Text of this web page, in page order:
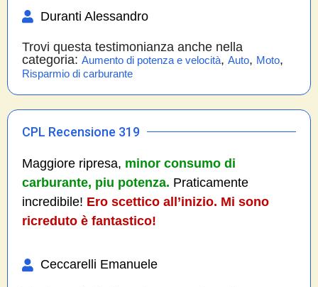
Duranti Alessandro
Trovi questa testimonianza anche nella
categoria: Aumento di potenza e velocità, Auto, Moto,
Risparmio di carburante
CPL Recensione 319
Maggiore ripresa, minor consumo di
carburante, piu potenza. Praticamente
incredibile! Ero scettico all’inizio. Mi sono
ricreduto è fantastico!
Ceccarelli Emanuele